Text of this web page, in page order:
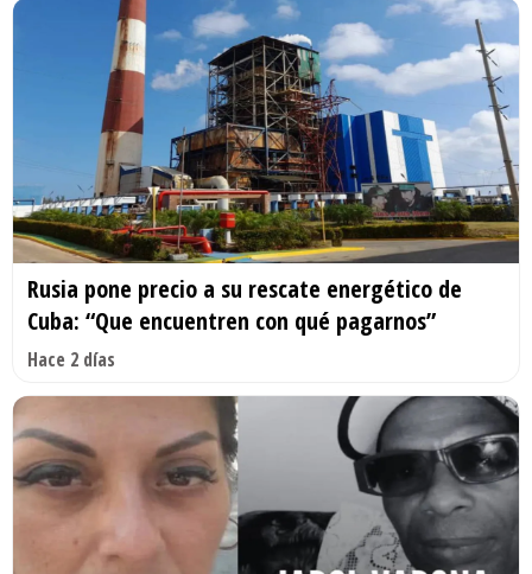
Rusia pone precio a su rescate energético de
Cuba: “Que encuentren con qué pagarnos”
Hace 2 días